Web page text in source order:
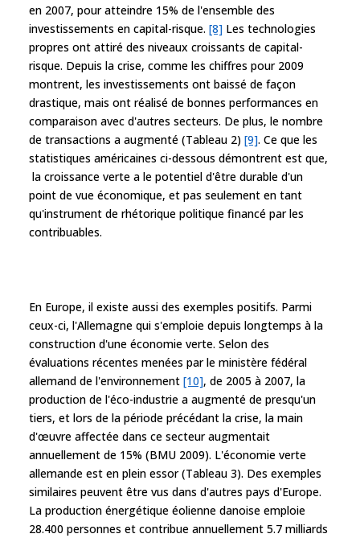
en 2007, pour atteindre 15% de l'ensemble des
investissements en capital-risque. [8] Les technologies
propres ont attiré des niveaux croissants de capital-
risque. Depuis la crise, comme les chiffres pour 2009
montrent, les investissements ont baissé de façon
drastique, mais ont réalisé de bonnes performances en
comparaison avec d'autres secteurs. De plus, le nombre
de transactions a augmenté (Tableau 2) [9]. Ce que les
statistiques américaines ci-dessous démontrent est que,
la croissance verte a le potentiel d'être durable d'un
point de vue économique, et pas seulement en tant
qu'instrument de rhétorique politique financé par les
contribuables.
En Europe, il existe aussi des exemples positifs. Parmi
ceux-ci, l'Allemagne qui s'emploie depuis longtemps à la
construction d'une économie verte. Selon des
évaluations récentes menées par le ministère fédéral
allemand de l'environnement [10], de 2005 à 2007, la
production de l'éco-industrie a augmenté de presqu'un
tiers, et lors de la période précédant la crise, la main
d'œuvre affectée dans ce secteur augmentait
annuellement de 15% (BMU 2009). L'économie verte
allemande est en plein essor (Tableau 3). Des exemples
similaires peuvent être vus dans d'autres pays d'Europe.
La production énergétique éolienne danoise emploie
28.400 personnes et contribue annuellement 5.7 milliards